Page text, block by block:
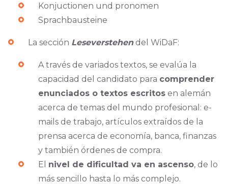
Konjuctionen und pronomen
Sprachbausteine
La sección Leseverstehendel WiDaF:
A través de variados textos, se evalúa la
capacidad del candidato para comprender
enunciados o textos escritos en alemán
acerca de temas del mundo profesional: e-
mails de trabajo, artículos extraídos de la
prensa acerca de economía, banca, finanzas
y también órdenes de compra.
El nivel de dificultad va en ascenso, de lo
más sencillo hasta lo más complejo.